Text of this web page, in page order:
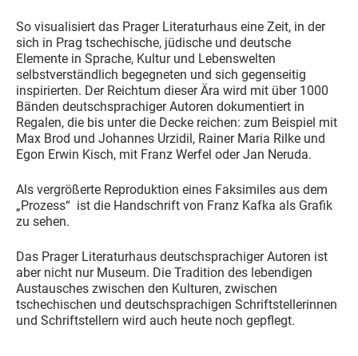
So visualisiert das Prager Literaturhaus eine Zeit, in der
sich in Prag tschechische, jüdische und deutsche
Elemente in Sprache, Kultur und Lebenswelten
selbstverständlich begegneten und sich gegenseitig
inspirierten. Der Reichtum dieser Ära wird mit über 1000
Bänden deutschsprachiger Autoren dokumentiert in
Regalen, die bis unter die Decke reichen: zum Beispiel mit
Max Brod und Johannes Urzidil, Rainer Maria Rilke und
Egon Erwin Kisch, mit Franz Werfel oder Jan Neruda.
Als vergrößerte Reproduktion eines Faksimiles aus dem
„Prozess“ ist die Handschrift von Franz Kafka als Grafik
zu sehen.
Das Prager Literaturhaus deutschsprachiger Autoren ist
aber nicht nur Museum. Die Tradition des lebendigen
Austausches zwischen den Kulturen, zwischen
tschechischen und deutschsprachigen Schriftstellerinnen
und Schriftstellern wird auch heute noch gepflegt.